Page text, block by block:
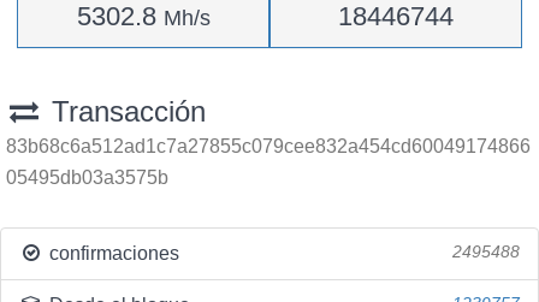
5302.8 Mh/s 18446744
Transacción
83b68c6a512ad1c7a27855c079cee832a454cd60049174866
05495db03a3575b
confirmaciones 2495488